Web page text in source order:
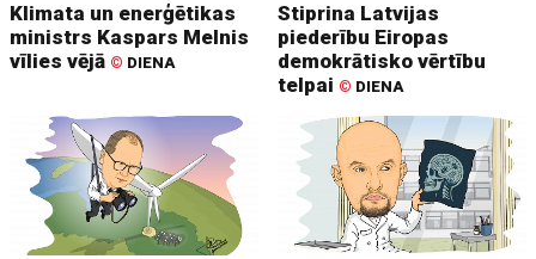
Klimata un enerģētikas
ministrs Kaspars Melnis
vīlies vējā © DIENA
Stiprina Latvijas
piederību Eiropas
demokrātisko vērtību
telpai © DIENA